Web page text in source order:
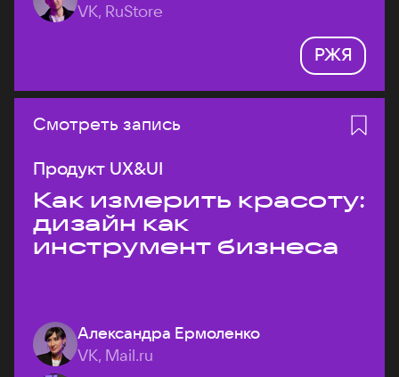
VK, RuStore
РЖЯ
Смотреть запись
Продукт UX&UI
Как измерить красоту:
дизайн как
инструмент бизнеса
Александра Ермоленко
VK, Mail.ru